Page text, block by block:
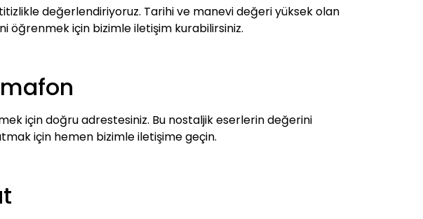
değerlendiriyoruz. Tarihi ve manevi değeri yüksek olan
öğrenmek için bizimle iletişim kurabilirsiniz.
için doğru adrestesiniz. Bu nostaljik eserlerin değerini
için hemen bizimle iletişime geçin.